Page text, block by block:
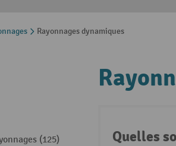
Rayonnages dynamiques
(125)
Quelles